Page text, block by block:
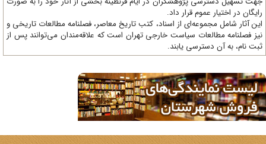
در اختیار عموم قرار داد.
آثار شامل مجموعه‌ای از اسناد، کتب تاریخ معاصر، فصلنامه‌ مطالعات تاریخی و
فصلنامه مطالعات سیاست خارجی تهران است که علاقه‌مندان می‌توانند پس از
نام، به آن دسترسی یابند.